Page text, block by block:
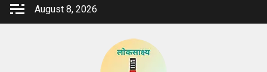
Skip
August 8, 2026